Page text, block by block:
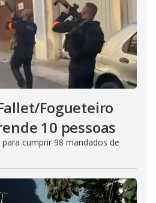
Fogueteiro
10 pessoas
cumprir 98 mandados de